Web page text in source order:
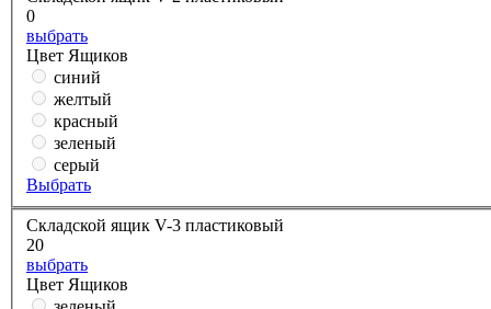
0
выбрать
Цвет Ящиков
синий
желтый
красный
зеленый
серый
Выбрать
Складской ящик V-3 пластиковый
20
выбрать
Цвет Ящиков